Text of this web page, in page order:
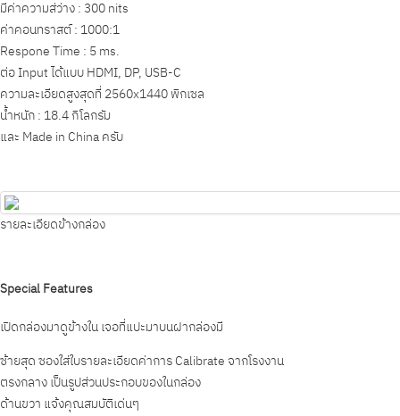
มีค่าความส่ว่าง : 300 nits
ค่าคอนทราสต์ : 1000:1
Respone Time : 5 ms.
ต่อ Input ได้แบบ HDMI, DP, USB-C
ความละเอียดสูงสุดที่ 2560x1440 พิกเซล
น้ำหนัก : 18.4 กิโลกรัม
และ Made in China ครับ
รายละเอียดข้างกล่อง
Special Features
เปิดกล่องมาดูข้างใน เจอที่แปะมาบนฝากล่องมี
ซ้ายสุด ซองใส่ใบรายละเอียดค่าการ Calibrate จากโรงงาน
ตรงกลาง เป็นรูปส่วนประกอบของในกล่อง
ด้านขวา แจ้งคุณสมบัติเด่นๆ